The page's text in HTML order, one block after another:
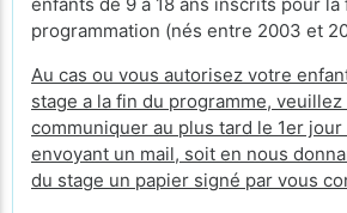
programmation (nés entre 2003 et
Au cas ou vous autorisez votre
stage a la fin du programme,
communiquer au plus tard le 1er
envoyant un mail, soit en nous
du stage un papier signé par vous